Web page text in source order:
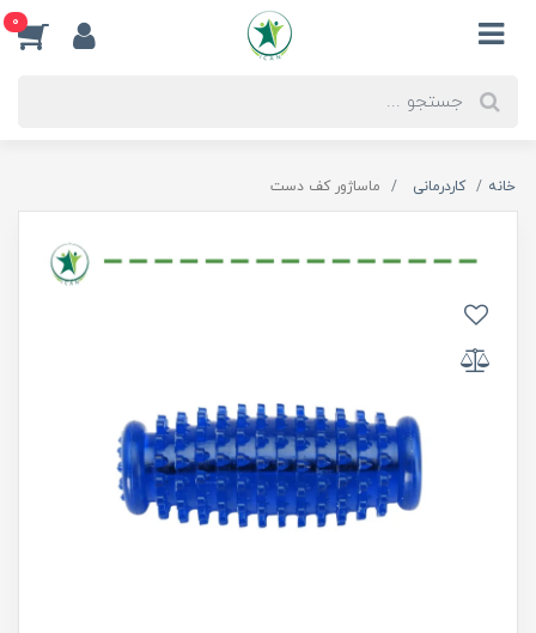
0
خانه کاردرمانی ماساژور کف دست